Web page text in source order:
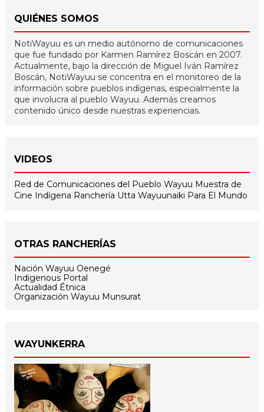
QUIÉNES SOMOS
NotiWayuu es un medio autónomo de comunicaciones
que fue fundado por Karmen Ramírez Boscán en 2007.
Actualmente, bajo la dirección de Miguel Iván Ramírez
Boscán, NotiWayuu se concentra en el monitoreo de la
información sobre pueblos indígenas, especialmente la
que involucra al pueblo Wayuu. Además creamos
contenido único desde nuestras experiencias.
VIDEOS
Red de Comunicaciones del Pueblo Wayuu Muestra de
Cine Indígena Ranchería Utta Wayuunaiki Para El Mundo
OTRAS RANCHERÍAS
Nación Wayuu Oenegé
Indigenous Portal
Actualidad Étnica
Organización Wayuu Munsurat
WAYUNKERRA